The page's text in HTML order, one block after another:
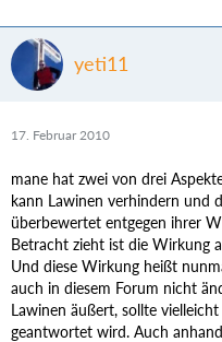
yeti11
17. Februar 2010
mane hat zwei von drei
kann Lawinen verhindern und
überbewertet entgegen ihrer
Betracht zieht ist die Wirkung
Und diese Wirkung heißt
auch in diesem Forum nicht
Lawinen äußert, sollte
geantwortet wird. Auch